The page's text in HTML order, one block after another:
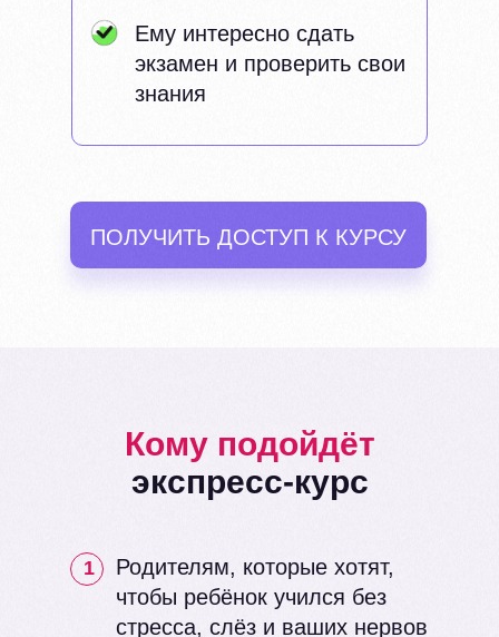
Ему интересно сдать
экзамен и проверить свои
знания
ПОЛУЧИТЬ ДОСТУП К КУРСУ
Кому подойдёт
экспресс-курс
Родителям, которые хотят,
чтобы ребёнок учился без
стресса, слёз и ваших нервов
1